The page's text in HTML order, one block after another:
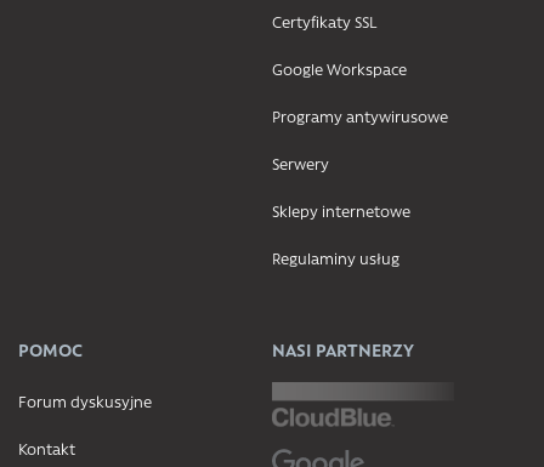
Certyfikaty SSL
Google Workspace
Programy antywirusowe
Serwery
Sklepy internetowe
Regulaminy usług
POMOC
Forum dyskusyjne
Kontakt
NASI PARTNERZY